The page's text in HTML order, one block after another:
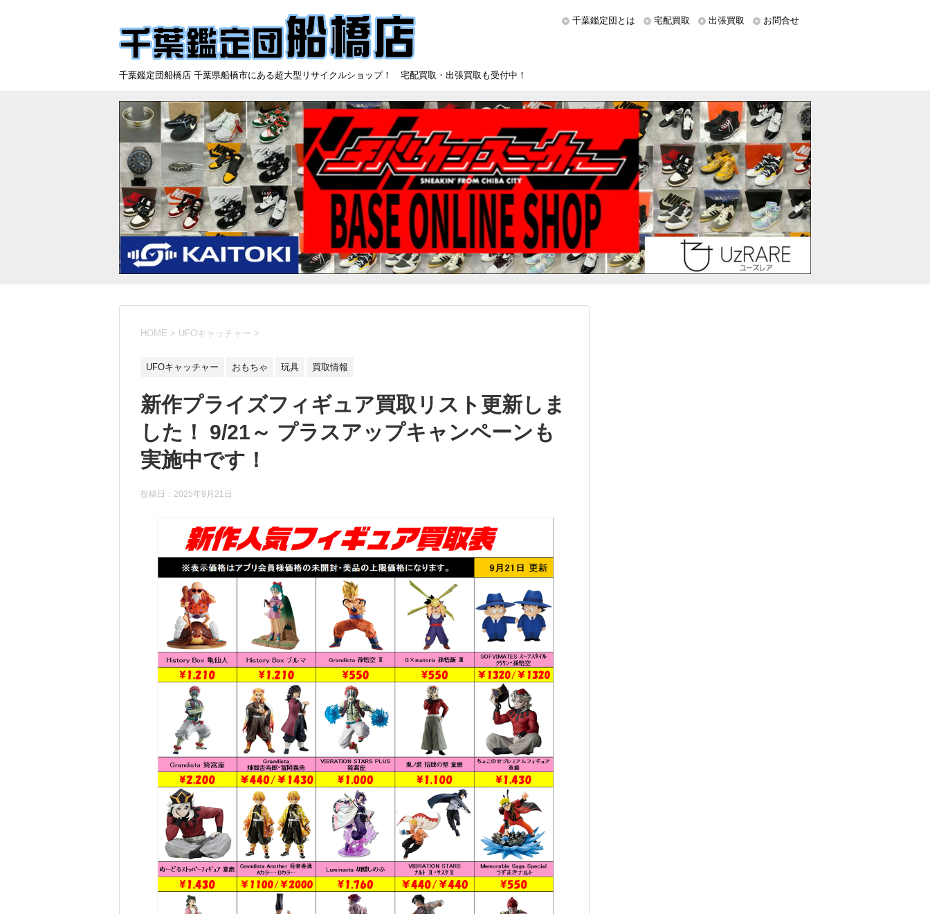
千葉鑑定団船橋店 千葉県船橋市にある超大型リサイクルショップ！ 宅配買取・出張買取も受付中！
千葉鑑定団とは 宅配買取 出張買取 お問合せ
HOME > UFOキャッチャー >
UFOキャッチャー おもちゃ 玩具 買取情報
新作プライズフィギュア買取リスト更新しま
した！ 9/21～ プラスアップキャンペーンも
実施中です！
投稿日： 2025年9月21日